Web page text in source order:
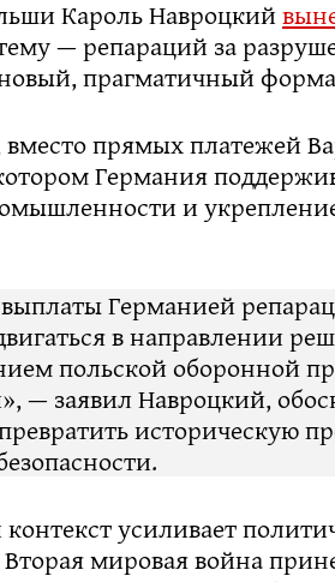
Кароль Навроцкий
— репараций за
прагматичный
прямых платежей
Германия
и
Германией
в направлении
польской оборонной
— заявил Навроцкий,
историческую
усиливает
мировая война